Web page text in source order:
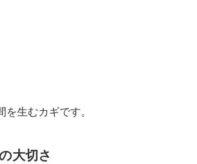
生むカギです。
大切さ